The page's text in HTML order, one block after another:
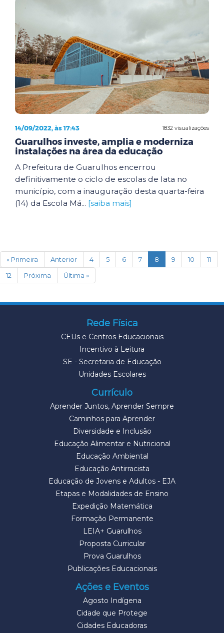
1832 visualizações
14/09/2022, às 17:43
Guarulhos investe, amplia e moderniza
instalações na área da educação
A Prefeitura de Guarulhos encerrou
definitivamente o ciclo de escolas de lata no
município, com a inauguração desta quarta-feira
(14) da Escola Má... [saiba mais]
« Primeira Anterior 4 5 6 7 8 (current)
9 10
11
12
Próxima Última »
Rede Física
CEUs e Centros Educacionais
Incentivo à Leitura
SE - Secretaria de Educação
Unidades Escolares
Currículo
Aprender Juntos, Aprender Sempre
Caminhos para Aprender
Diversidade e Inclusão
Educação Alimentar e Nutricional
Educação Ambiental
Educação Antirracista
Educação de Jovens e Adultos - EJA
Etapas e Modalidades de Ensino
Expedição Matemática
Formação Permanente
LEIA+ Guarulhos
Proposta Curricular
Prova Guarulhos
Publicações Educacionais
Ações e Eventos
Agosto Indígena
Cidade que Protege
Cidades Educadoras